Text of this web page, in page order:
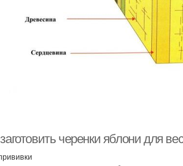
черенки яблони для